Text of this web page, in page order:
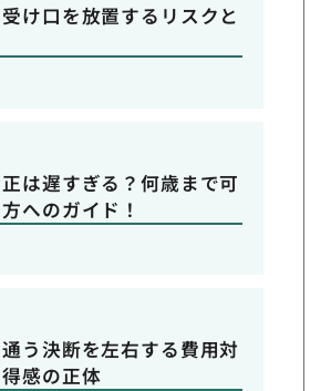
け口を放置するリスクと
は遅すぎる？何歳まで可
へのガイド！
う決断を左右する費用対
感の正体